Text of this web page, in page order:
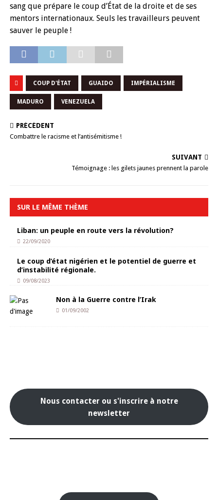
sang que prépare le coup d’État de la droite et de ses
mentors internationaux. Seuls les travailleurs peuvent
sauver le peuple !
COUP D'ÉTAT GUAIDO IMPÉRIALISME
MADURO VENEZUELA
PRÉCÉDENT
Combattre le racisme et l’antisémitisme !
SUIVANT
Témoignage : les gilets jaunes prennent la parole
SUR LE MÊME THÈME
Liban: un peuple en route vers la révolution?
22/09/2020
Le coup d’état nigérien et le potentiel de guerre et
d’instabilité régionale.
09/08/2023
Non à la Guerre contre l’Irak
01/09/2002
Nous contacter ou s'inscrire à notre
newsletter